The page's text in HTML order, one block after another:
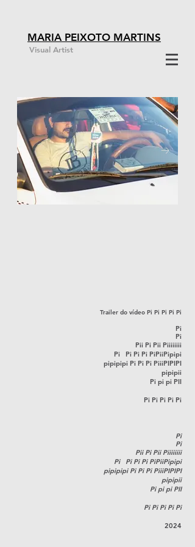
MARIA PEIXOTO MARTINS
Visual Artist
Trailer do vídeo Pi Pi Pi Pi Pi
Pi
Pi
Pii Pi Pii Piiiiiiii
Pi Pi Pi Pi PiPiiPipipi
pipipipi Pi Pi Pi PiiiPIPIPI
pipipii
Pi pi pi PII
Pi Pi Pi Pi Pi
Pi
Pi
Pii Pi Pii Piiiiiiii
Pi Pi Pi Pi PiPiiPipipi
pipipipi Pi Pi Pi PiiiPIPIPI
pipipii
Pi pi pi PII
Pi Pi Pi Pi Pi
2024